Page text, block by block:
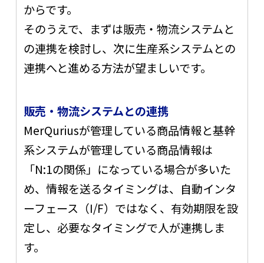
からです。
そのうえで、まずは販売・物流システムと
の連携を検討し、次に生産系システムとの
連携へと進める方法が望ましいです。
販売・物流システムとの連携
MerQuriusが管理している商品情報と基幹
系システムが管理している商品情報は
「N:1の関係」になっている場合が多いた
め、情報を送るタイミングは、自動インタ
ーフェース（I/F）ではなく、有効期限を設
定し、必要なタイミングで人が連携しま
す。